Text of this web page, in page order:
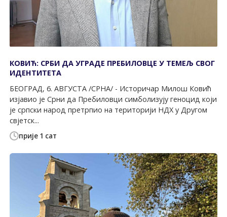
прије 1 сат
КОВИЋ: СРБИ ДА УГРАДЕ ПРЕБИЛОВЦЕ У ТЕМЕЉ СВОГ
ИДЕНТИТЕТА
БЕОГРАД, 6. АВГУСТА /СРНА/ - Историчар Милош Ковић
изјавио је Срни да Пребиловци симболизују геноцид који
је српски народ претрпио на територији НДХ у Другом
свјетск...